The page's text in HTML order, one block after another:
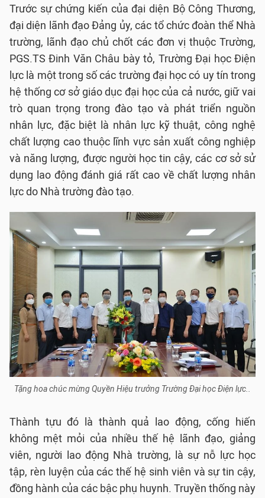
Trước sự chứng kiến của đại diện Bộ Công Thương,
đại diện lãnh đạo Đảng ủy, các tổ chức đoàn thể Nhà
trường, lãnh đạo chủ chốt các đơn vị thuộc Trường,
PGS.TS Đinh Văn Châu bày tỏ, Trường Đại học Điện
lực là một trong số các trường đại học có uy tín trong
hệ thống cơ sở giáo dục đại học của cả nước, giữ vai
trò quan trọng trong đào tạo và phát triển nguồn
nhân lực, đặc biệt là nhân lực kỹ thuật, công nghệ
chất lượng cao thuộc lĩnh vực sản xuất công nghiệp
và năng lượng, được người học tin cậy, các cơ sở sử
dụng lao động đánh giá rất cao về chất lượng nhân
lực do Nhà trường đào tạo.
Tặng hoa chúc mừng Quyền Hiệu trưởng Trường Đại học Điện lực..
Thành tựu đó là thành quả lao động, cống hiến
không mệt mỏi của nhiều thế hệ lãnh đạo, giảng
viên, người lao động Nhà trường, là sự nỗ lực học
tập, rèn luyện của các thế hệ sinh viên và sự tin cậy,
đồng hành của các bậc phụ huynh. Truyền thống này